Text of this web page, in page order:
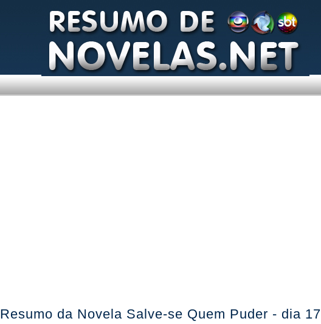
Resumo da Novela Salve-se Quem Puder - dia 17